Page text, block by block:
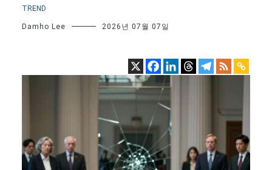
TREND
Damho Lee 2026년 07월 07일